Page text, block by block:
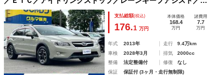
突軽減ブレーキ／パドルシフト／オートライト／パワーウィン
ドウ／電格ミラー／防眩ミラー
支払総額(税込)
176.1 万円
本体価格
168.4
万円
諸費用
7.7
万円
年式 2013年 走行
9.4万km
車検
2028年3月 排気
2000cc
整備
法定整備付 修復
なし
保証
保証付 (3ヶ月・走行無制限)